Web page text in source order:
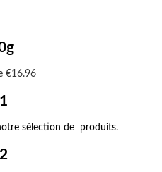
€16.96
1
sélection de produits.
2